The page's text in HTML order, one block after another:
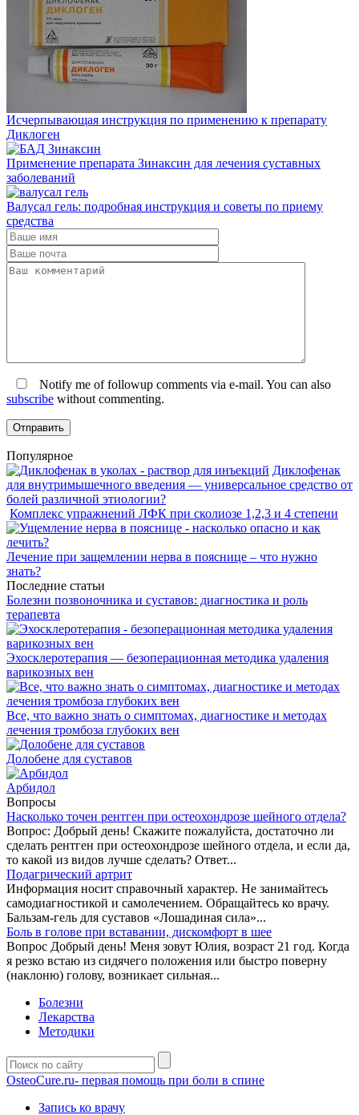
Исчерпывающая инструкция по применению к препарату
Диклоген
Применение препарата Зинаксин для лечения суставных
заболеваний
Валусал гель: подробная инструкция и советы по приему
средства
Notify me of followup comments via e-mail. You can also
subscribe without commenting.
Популярное
Диклофенак
для внутримышечного введения — универсальное средство от
болей различной этиологии?
Комплекс упражнений ЛФК при сколиозе 1,2,3 и 4 степени
Лечение при защемлении нерва в пояснице – что нужно
знать?
Последние статьи
Болезни позвоночника и суставов: диагностика и роль
терапевта
Эхосклеротерапия — безоперационная методика удаления
варикозных вен
Все, что важно знать о симптомах, диагностике и методах
лечения тромбоза глубоких вен
Долобене для суставов
Арбидол
Вопросы
Насколько точен рентген при остеохондрозе шейного отдела?
Вопрос: Добрый день! Скажите пожалуйста, достаточно ли
сделать рентген при остеохондрозе шейного отдела, и если да,
то какой из видов лучше сделать? Ответ...
Подагрический артрит
Информация носит справочный характер. Не занимайтесь
самодиагностикой и самолечением. Обращайтесь ко врачу.
Бальзам-гель для суставов «Лошадиная сила»...
Боль в голове при вставании, дискомфорт в шее
Вопрос Добрый день! Меня зовут Юлия, возраст 21 год. Когда
я резко встаю из сидячего положения или быстро поверну
(наклоню) голову, возникает сильная...
Болезни
Лекарства
Методики
OsteoCure.ru- первая помощь при боли в спине
Запись ко врачу